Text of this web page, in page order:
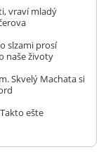
vraví mladý
slzami prosí
naše životy
Skvelý Machata si
ešte